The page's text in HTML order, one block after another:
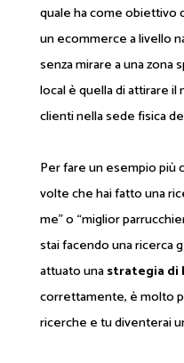
quale ha come obiettivo
un ecommerce a livello
senza mirare a una zona
local è quella di attirare
clienti nella sede fisica
Per fare un esempio più
volte che hai fatto una
me” o “miglior
stai facendo una ricerca
attuato unastrategia di
correttamente, è molto
ricerche e tu diventerai